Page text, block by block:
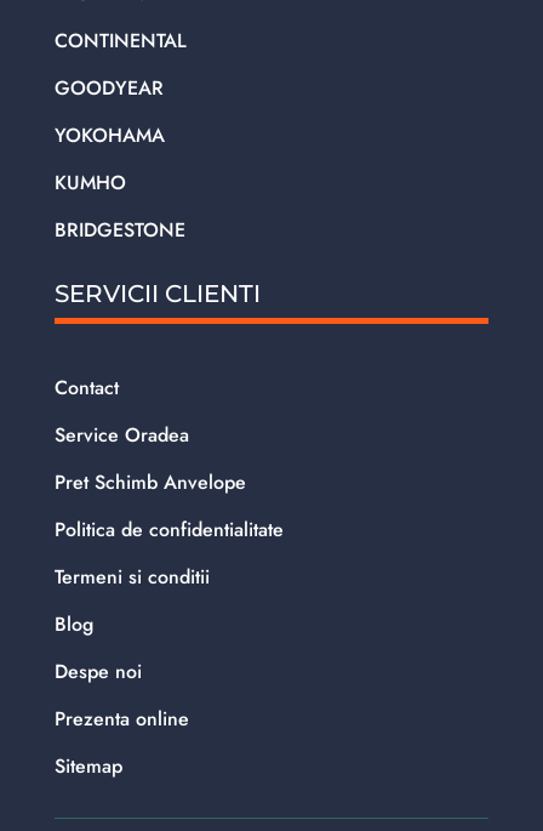
CONTINENTAL
GOODYEAR
YOKOHAMA
KUMHO
BRIDGESTONE
SERVICII CLIENTI
Contact
Service Oradea
Pret Schimb Anvelope
Politica de confidentialitate
Termeni si conditii
Blog
Despe noi
Prezenta online
Sitemap